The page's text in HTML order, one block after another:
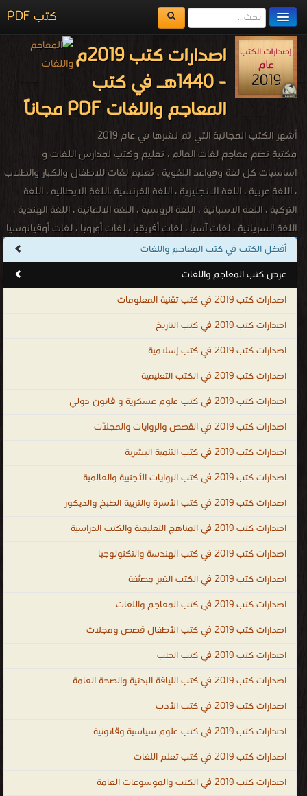
كتب PDF
مكتبة الكتب
المكتبات
يُقرأ حالياً
اضف كتاب
اصدارات كتب 2019م
- 1440هـ في كتب
المعاجم واللغات PDF مجاناً
أشهر الكتب المجانية التي تم نشرها في عام 2019
مكتبة تضم معاجم لغات العالم ، تعليم وكتب لمدارس اللغات و
اساسيات كل لغة وقواعد اللغوية ، تعليم لغات للاطفال والكبار والطلاب
، اللغة عربية ، اللغة الانجليزية ، اللغة الفرنسية ،اللغة الايطاليه ، اللغة
التركية ، اللغة الاسبانية ، اللغة الروسية ، اللغة الالمانية ، اللغة الهندية ،
اللغة السريانية ، لغات آسيا ، لغات أفريقيا ، لغات أوروبا ، لغات أوقيانوسيا
، لغات أمريكا الشمالية ، لغات أمريكا الجنوبية ، اللغة الأفريقانية ، اللغة
الألبانية ، اللغة الباسكية ، اللغة البيلاروسية ، اللغة الكتلونية ، اللغة
الكرواتية ، اللغة التشيكية ، اللغة الدنماركية ، اللغة الهولندية ، اللغة
الإنكليزية ، اللغة الإستونية ، اللغة المجرية ، اللغة الأيسلندية ، اللغة
الإندونيسية ، اللغة الأيرلندية ، اللغة الجاوية ، اللغة اللاتينية ، اللغة
ملايو ، اللغة المالطية ، اللغة المولدافية ، اللغة النروجية ، اللغة البولندية ،
اللغة البرتغالية ، اللغة الصربية ، اللغة السلوفاكية ، اللغة السلوفينية ،
اللغة السواحيلية ، اللغة السويدية ، لغة التاجالوج ، اللغة الفلبينية ، اللغة
التترية ، اللغة الفيتنامية ، اللغة الوالونية ، اللغة الولوفية ، اللغة اليوروبة ،
لغة الزولو ، اللغة الكورسية ، الإسبرنتو ، الفولابوك ، اللغة الكريولية
الهايتية ، اللغة الصينية ، اللغة الكورية ، اللغة اليابانية ، كتب اللغات ،
مكتبة اللغات بالفجالة ، كتاب تعلم اللغة التركية باللغة العربي ، تحميل
كتب تعليم اللغة الالمانية للمبتدئين PDF ، تحميل كتب تعليم اللغة
الانجليزية مجانا PDF ، كتاب تعلم اللغة الفرنسية والشرح أيضا باللغة
العربية ، كتاب تعلم اللغة التركية بدون معلم PDF ، تعلم اللغة الايطالية
واللغات
أفضل الكتب في كتب المعاجم واللغات
عرض كتب المعاجم واللغات
اصدارات كتب 2019 في كتب تقنية المعلومات
اصدارات كتب 2019 في كتب التاريخ
اصدارات كتب 2019 في كتب إسلامية
اصدارات كتب 2019 في الكتب التعليمية
اصدارات كتب 2019 في كتب علوم عسكرية و قانون دولي
اصدارات كتب 2019 في القصص والروايات والمجلّات
اصدارات كتب 2019 في كتب التنمية البشرية
اصدارات كتب 2019 في كتب الروايات الأجنبية والعالمية
اصدارات كتب 2019 في كتب الأسرة والتربية الطبخ والديكور
اصدارات كتب 2019 في المناهج التعليمية والكتب الدراسية
اصدارات كتب 2019 في كتب الهندسة والتكنولوجيا
اصدارات كتب 2019 في الكتب الغير مصنّفة
اصدارات كتب 2019 في كتب المعاجم واللغات
اصدارات كتب 2019 في كتب الأطفال قصص ومجلات
اصدارات كتب 2019 في كتب الطب
اصدارات كتب 2019 في كتب اللياقة البدنية والصحة العامة
اصدارات كتب 2019 في كتب الأدب
اصدارات كتب 2019 في كتب علوم سياسية وقانونية
اصدارات كتب 2019 في كتب تعلم اللغات
اصدارات كتب 2019 في الكتب والموسوعات العامة